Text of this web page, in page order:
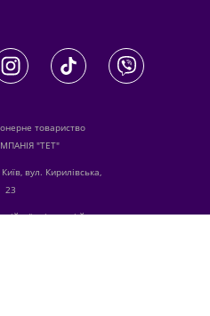
товариство
"ТЕТ"
вул. Кирилівська,
23
співпраці й